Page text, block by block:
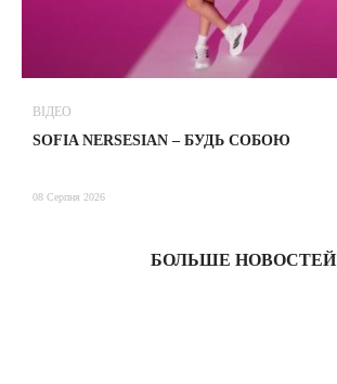
ВІДЕО
SOFIA NERSESIAN – БУДЬ СОБОЮ
08 Серпня 2026
БОЛЬШЕ НОВОСТЕЙ